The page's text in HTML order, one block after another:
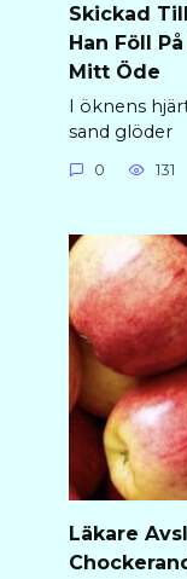
Skickad
Han Föll
Mitt Öde
I öknens
sand glöder
0 131
Läkare